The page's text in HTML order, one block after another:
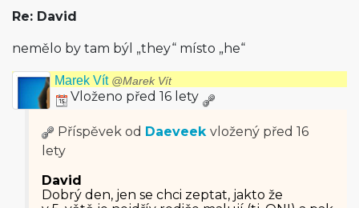
Re: David
nemělo by tam býl „they“ místo „he“
Marek Vít @Marek Vít
Vloženo před 16 lety
Příspěvek od Daeveek vložený před 16
lety
David
Dobrý den, jen se chci zeptat, jakto že